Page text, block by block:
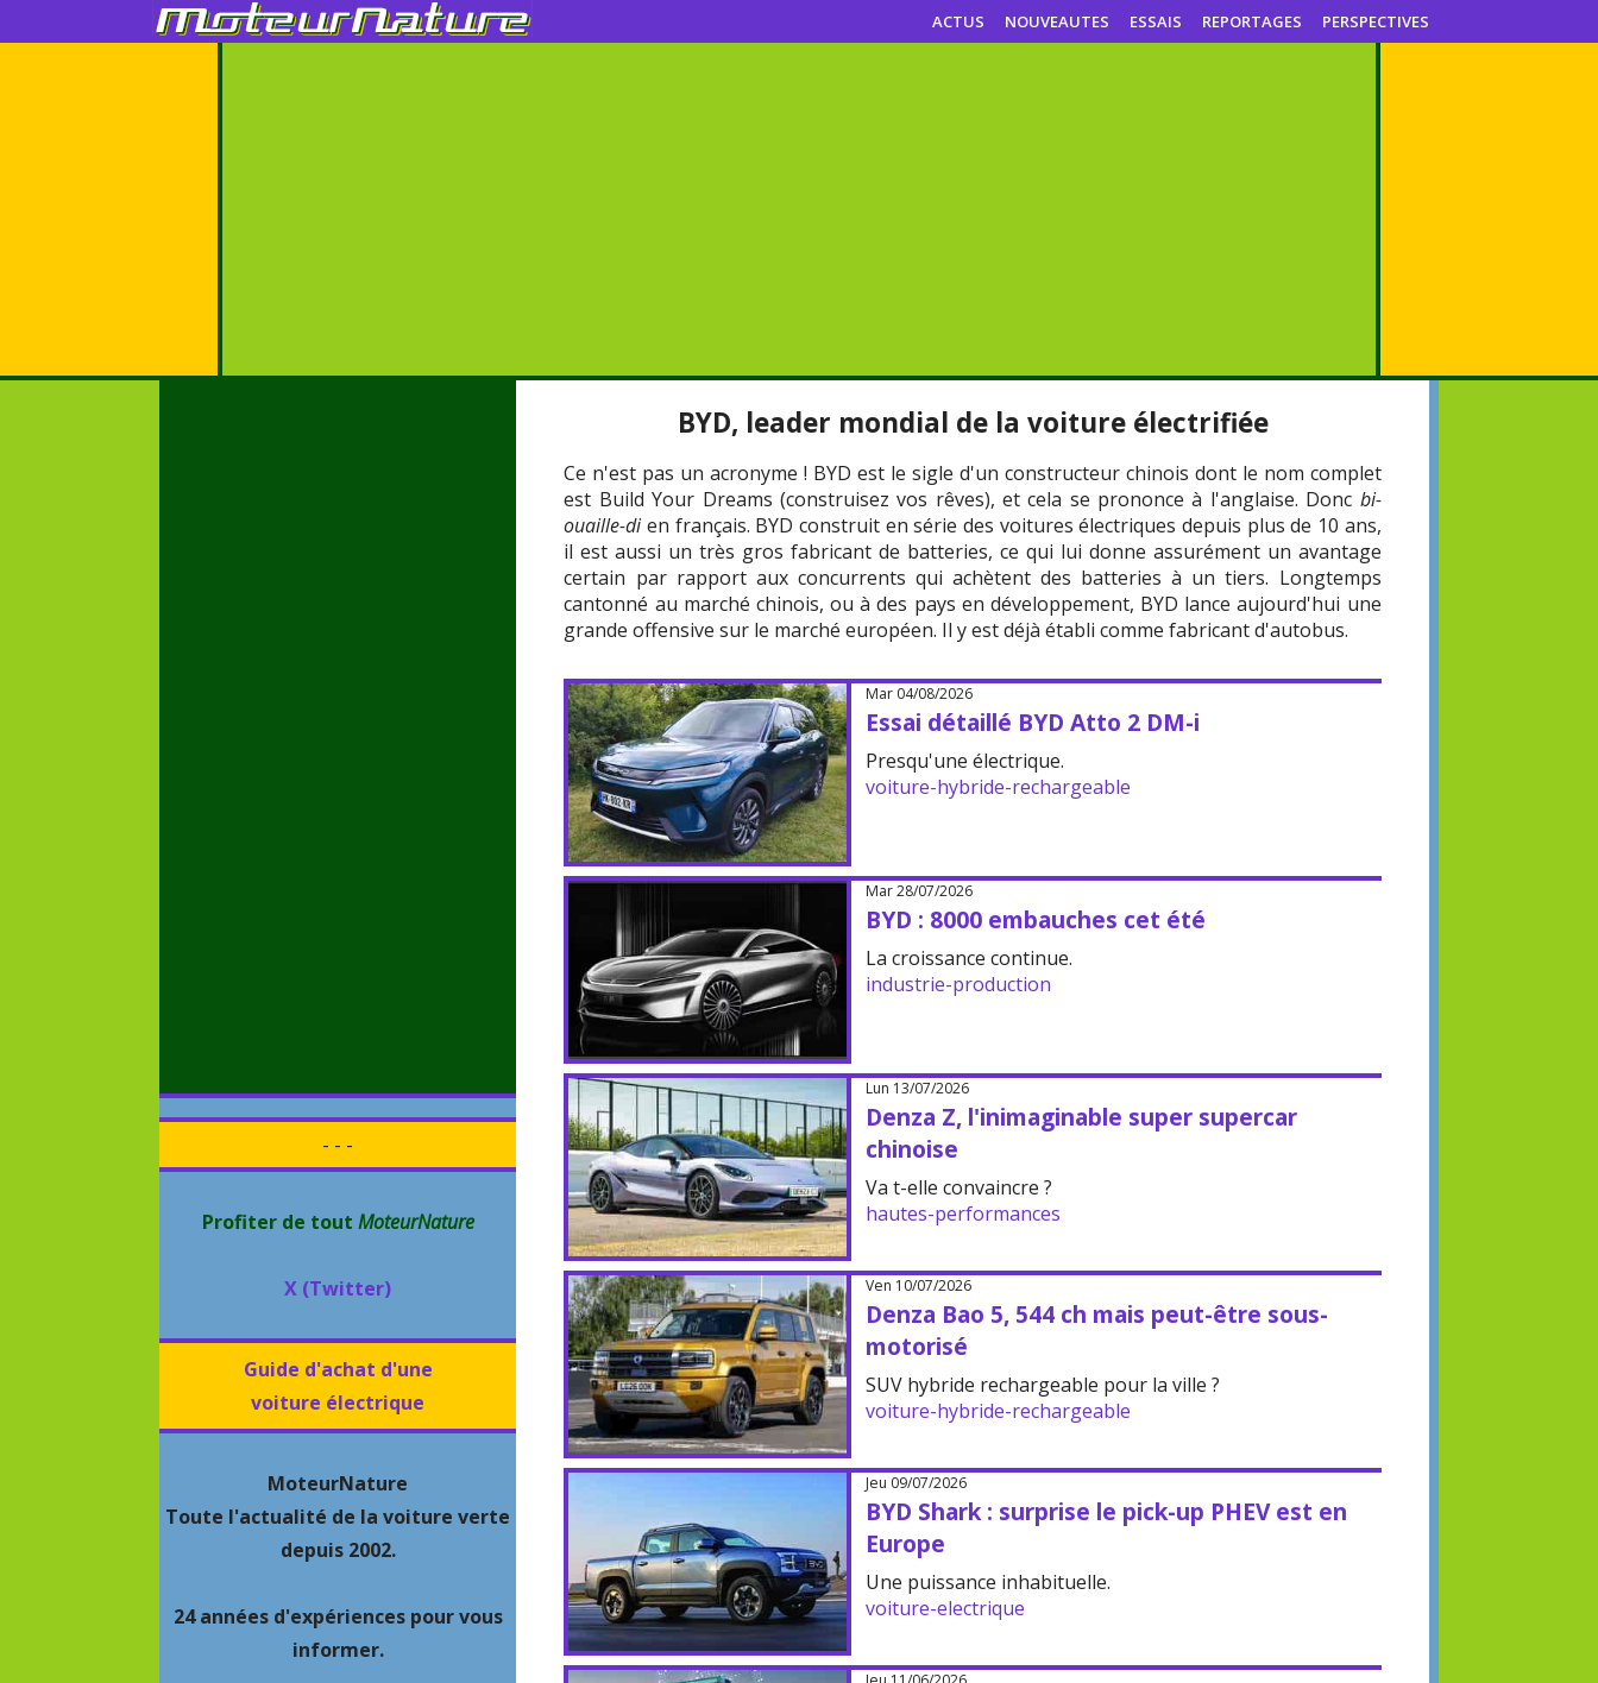
ACTUS NOUVEAUTES ESSAIS REPORTAGES PERSPECTIVES
- - -
Profiter de tout MoteurNature
X (Twitter)
Guide d'achat d'une
voiture électrique
MoteurNature
Toute l'actualité de la voiture verte
depuis 2002.
24 années d'expériences pour vous
informer.
BYD, leader mondial de la voiture électrifiée
Ce n'est pas un acronyme ! BYD est le sigle d'un constructeur chinois dont le nom complet
est Build Your Dreams (construisez vos rêves), et cela se prononce à l'anglaise. Donc bi-
ouaille-dien français. BYD construit en série des voitures électriques depuis plus de 10 ans,
il est aussi un très gros fabricant de batteries, ce qui lui donne assurément un avantage
certain par rapport aux concurrents qui achètent des batteries à un tiers. Longtemps
cantonné au marché chinois, ou à des pays en développement, BYD lance aujourd'hui une
grande offensive sur le marché européen. Il y est déjà établi comme fabricant d'autobus.
Mar 04/08/2026
Essai détaillé BYD Atto 2 DM-i
Presqu'une électrique.
voiture-hybride-rechargeable
Mar 28/07/2026
BYD : 8000 embauches cet été
La croissance continue.
industrie-production
Lun 13/07/2026
Denza Z, l'inimaginable super supercar
chinoise
Va t-elle convaincre ?
hautes-performances
Ven 10/07/2026
Denza Bao 5, 544 ch mais peut-être sous-
motorisé
SUV hybride rechargeable pour la ville ?
voiture-hybride-rechargeable
Jeu 09/07/2026
BYD Shark : surprise le pick-up PHEV est en
Europe
Une puissance inhabituelle.
voiture-electrique